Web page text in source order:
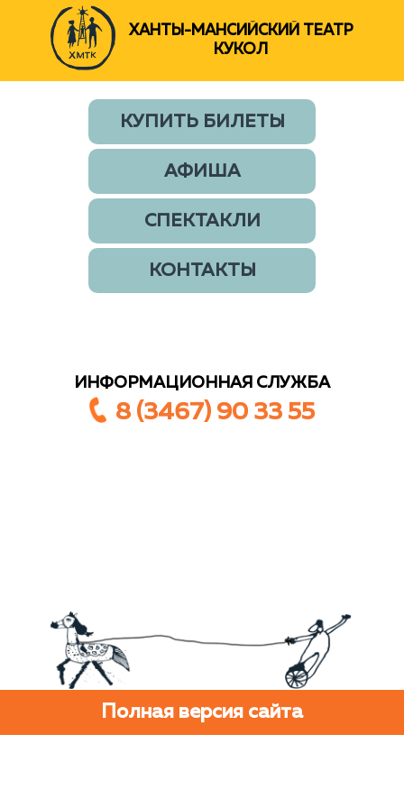
ХАНТЫ-МАНСИЙСКИЙ ТЕАТР
КУКОЛ
КУПИТЬ БИЛЕТЫ
АФИША
СПЕКТАКЛИ
КОНТАКТЫ
ИНФОРМАЦИОННАЯ СЛУЖБА
8 (3467) 90 33 55
Полная версия сайта